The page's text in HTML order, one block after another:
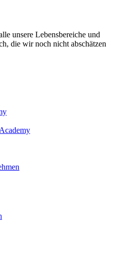
unsere Lebensbereiche und
die wir noch nicht abschätzen